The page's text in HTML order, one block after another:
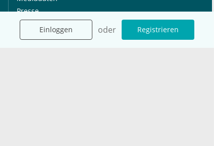
Einloggen oder Registrieren
Presse
Karriere
Jobs